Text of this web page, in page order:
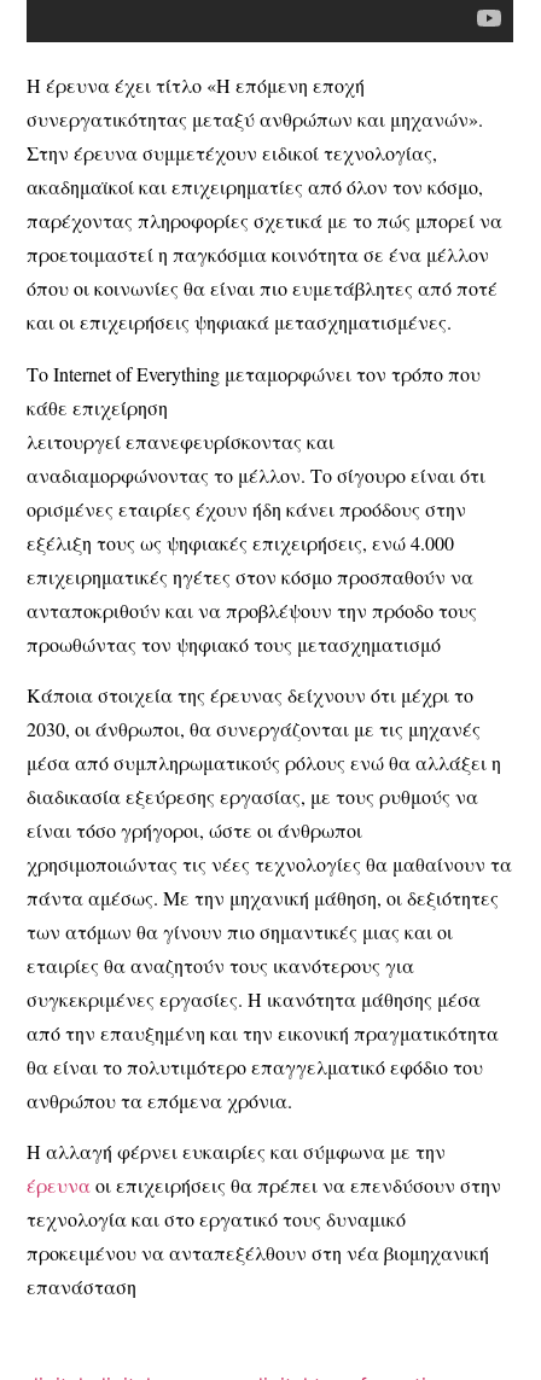
Η έρευνα έχει τίτλο «Η επόμενη εποχή
συνεργατικότητας μεταξύ ανθρώπων και μηχανών».
Στην έρευνα συμμετέχουν ειδικοί τεχνολογίας,
ακαδημαϊκοί και επιχειρηματίες από όλον τον κόσμο,
παρέχοντας πληροφορίες σχετικά με το πώς μπορεί να
προετοιμαστεί η παγκόσμια κοινότητα σε ένα μέλλον
όπου οι κοινωνίες θα είναι πιο ευμετάβλητες από ποτέ
και οι επιχειρήσεις ψηφιακά μετασχηματισμένες.
Το Internet of Everything μεταμορφώνει τον τρόπο που
κάθε επιχείρηση
λειτουργεί επανεφευρίσκοντας και
αναδιαμορφώνοντας το μέλλον. Το σίγουρο είναι ότι
ορισμένες εταιρίες έχουν ήδη κάνει προόδους στην
εξέλιξη τους ως ψηφιακές επιχειρήσεις, ενώ 4.000
επιχειρηματικές ηγέτες στον κόσμο προσπαθούν να
ανταποκριθούν και να προβλέψουν την πρόοδο τους
προωθώντας τον ψηφιακό τους μετασχηματισμό
Κάποια στοιχεία της έρευνας δείχνουν ότι μέχρι το
2030, οι άνθρωποι, θα συνεργάζονται με τις μηχανές
μέσα από συμπληρωματικούς ρόλους ενώ θα αλλάξει η
διαδικασία εξεύρεσης εργασίας, με τους ρυθμούς να
είναι τόσο γρήγοροι, ώστε οι άνθρωποι
χρησιμοποιώντας τις νέες τεχνολογίες θα μαθαίνουν τα
πάντα αμέσως. Με την μηχανική μάθηση, οι δεξιότητες
των ατόμων θα γίνουν πιο σημαντικές μιας και οι
εταιρίες θα αναζητούν τους ικανότερους για
συγκεκριμένες εργασίες. Η ικανότητα μάθησης μέσα
από την επαυξημένη και την εικονική πραγματικότητα
θα είναι το πολυτιμότερο επαγγελματικό εφόδιο του
ανθρώπου τα επόμενα χρόνια.
Η αλλαγή φέρνει ευκαιρίες και σύμφωνα με την
έρευναοι επιχειρήσεις θα πρέπει να επενδύσουν στην
τεχνολογία και στο εργατικό τους δυναμικό
προκειμένου να ανταπεξέλθουν στη νέα βιομηχανική
επανάσταση